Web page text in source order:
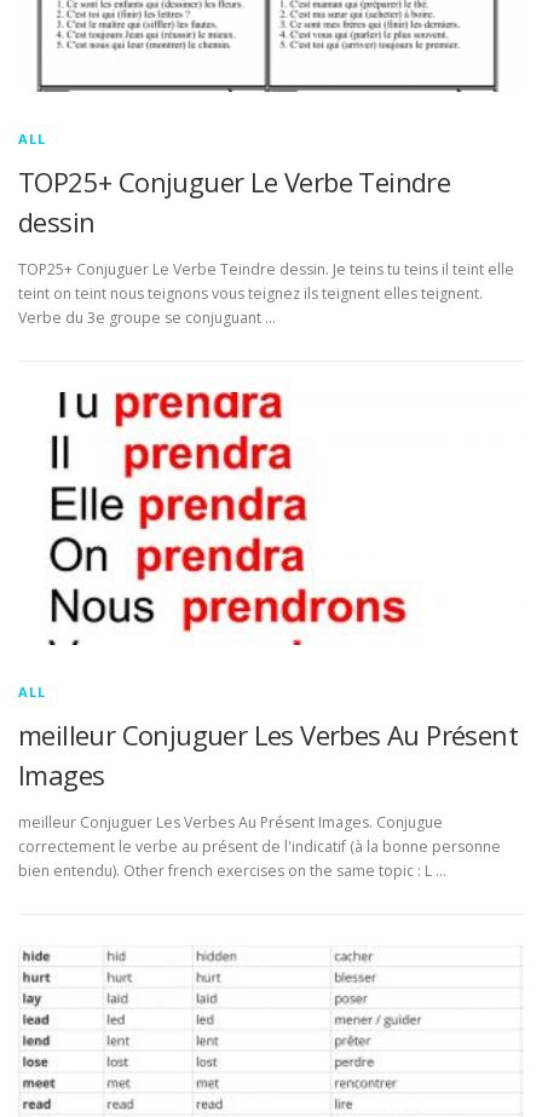
ALL
TOP25+ Conjuguer Le Verbe Teindre
dessin
TOP25+ Conjuguer Le Verbe Teindre dessin. Je teins tu teins il teint elle
teint on teint nous teignons vous teignez ils teignent elles teignent.
Verbe du 3e groupe se conjuguant …
ALL
meilleur Conjuguer Les Verbes Au Présent
Images
meilleur Conjuguer Les Verbes Au Présent Images. Conjugue
correctement le verbe au présent de l'indicatif (à la bonne personne
bien entendu). Other french exercises on the same topic : L …